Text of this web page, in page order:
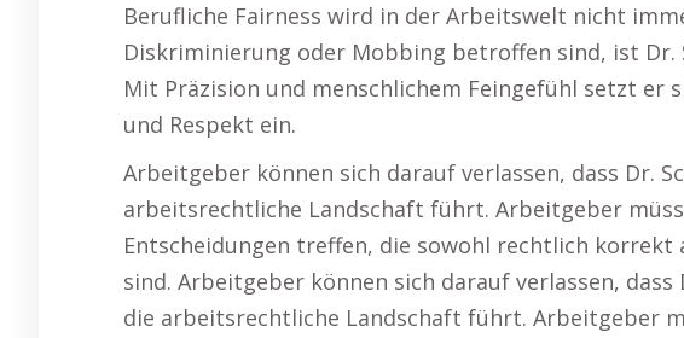
Berufliche Fairness wird in der Arbeitswelt nicht
Diskriminierung oder Mobbing betroffen sind, ist Dr.
Mit Präzision und menschlichem Feingefühl setzt er
und Respekt ein.
Arbeitgeber können sich darauf verlassen, dass Dr.
arbeitsrechtliche Landschaft führt. Arbeitgeber
Entscheidungen treffen, die sowohl rechtlich
sind. Arbeitgeber können sich darauf verlassen, dass
die arbeitsrechtliche Landschaft führt. Arbeitgeber